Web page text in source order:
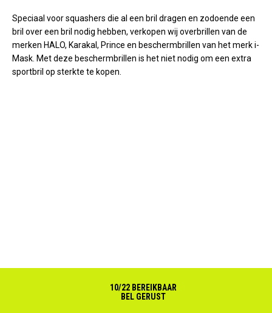
Speciaal voor squashers die al een bril dragen en zodoende een
bril over een bril nodig hebben, verkopen wij overbrillen van de
merken HALO, Karakal, Prince en beschermbrillen van het merk i-
Mask. Met deze beschermbrillen is het niet nodig om een extra
sportbril op sterkte te kopen.
10/22 BEREIKBAAR
BEL GERUST